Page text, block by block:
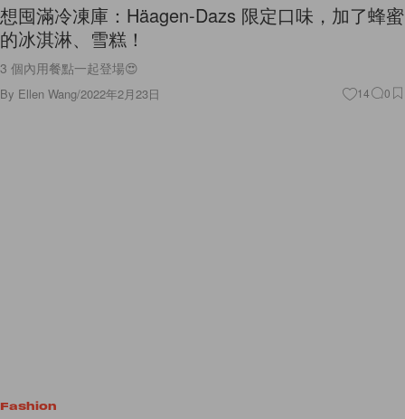
想囤滿冷凍庫：Häagen-Dazs 限定口味，加了蜂蜜
的冰淇淋、雪糕！
3 個內用餐點一起登場😍
By Ellen Wang/2022年2月23日 14 0
Fashion